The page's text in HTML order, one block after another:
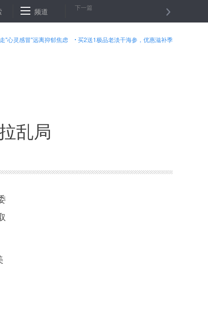
不再只挣辛苦钱 全国最深地铁站埋深超94米 相当于31层楼高
频道 下一篇
"心灵感冒"远离抑郁焦虑 买2送1极品老淡干海参，优惠滋补季
乱局